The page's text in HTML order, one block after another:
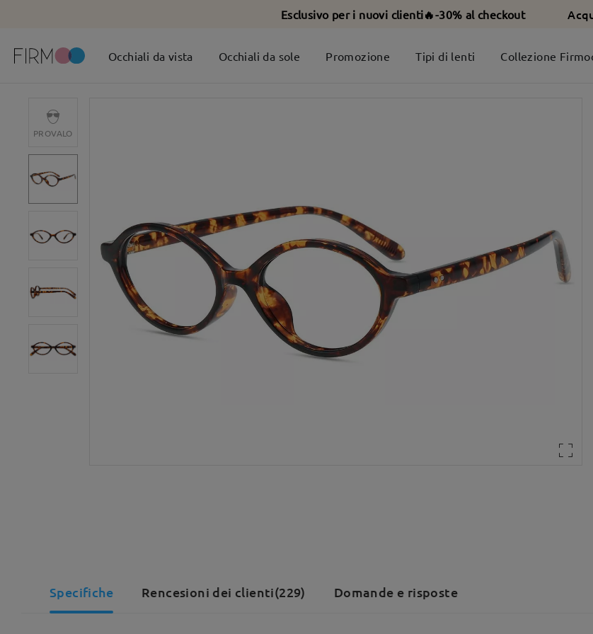
Esclusivo per i nuovi clienti🔥-30% al checkout
Occhiali da vista Occhiali da sole Promozione Tipi di lenti Collezione
PROVALO
Specifiche Rencesioni dei clienti(229) Domande e risposte